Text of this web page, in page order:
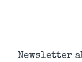
Newsletter